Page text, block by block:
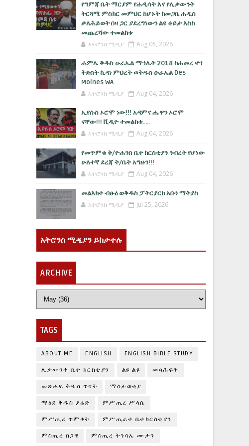
የግምጃ ቤት ማርያም የሐዲሳት እና የሊቃውንት
ትርጓሜ ምስክር መምህር ከሆኑት ከመጋቤ ሐዲስ
ቃለሕይወት በዛ ጋር ያደረግነውን ልዩ ቆይታ እስከ
መጨረሻው ተመልከቱ
አትሮንስ ሚዲያ Aug 05, 2026
ሐምሌ ቅዱስ ዑራኤል ማኅሌት 2018 ከሐመረ ኖኅ
ቅድስት ኪዳነ ምህረት ወቅዱስ ዑራኤል Des
Moines WA
አትሮንስ ሚዲያ Aug 04, 2026
ኢየሱስ ኦሮሞ ነው!!! አዳምና ሔዋን ኦሮሞ
ናቸው!!! ቪዲዮ ተመልከቱ.....
አትሮንስ ሚዲያ Aug 04, 2026
የመጥምቁ ቅ/ዮሐንስ ቤተ ክርስቲያን ንብረት የሆነው
ሁለተኛ ደረጃ ት/ቤት አግዙን!!!
አትሮንስ ሚዲያ Aug 04, 2026
መልእክተ ብፁዕ ወቅዱስ ፓትርያርክ አቡነ ማትያስ
አትሮንስ ሚዲያ Jul 25, 2026
አትሮንስ ሚዲያን ይከታተሉ
ARCHIVE
TAGS
ABOUT ME ENGLISH ENGLISH BIBLE STUDY
ሊቃውንተ ቤተ ክርስቲያን ልዩ ልዩ መጻሕፍት
መጽሐፍ ቅዱስ ጥናት ማስታወቂያ
ማዕደ ቅዱስ ያሬድ ምሥጢረ ሥላሴ
ምሥጢረ ጥምቀት ምሥጢራተ ቤተክርስቲያን
ምስጢረ ስጋዌ ምስጢረ ትንሳኤ ሙታን